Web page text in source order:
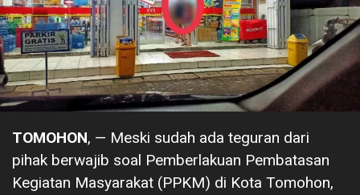
TOMOHON, — Meski sudah ada teguran dari
pihak berwajib soal Pemberlakuan Pembatasan
Kegiatan Masyarakat (PPKM) di Kota Tomohon,